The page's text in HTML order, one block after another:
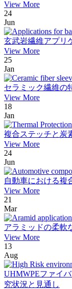
View More
24
Jun
玄武岩繊維アプリ
View More
25
Jan
セラミック繊維の
View More
18
Jan
複合ステッチと炭
View More
24
Jun
自動車における複
View More
21
Mar
アラミッドの柔軟
View More
13
Aug
UHMWPEファイ
究状況と見通し